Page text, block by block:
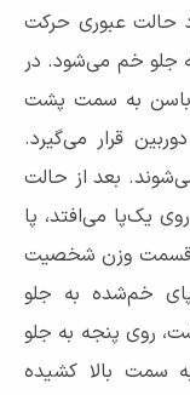
حالت عبوری حرکت
جلو خم می‌شود. در
به سمت پشت
قرار می‌گیرد.
بعد از حالت
یک‌پا می‌افتد، پا
قسمت وزن شخصیت
خم‌شده به جلو
روی پنجه به جلو
سمت بالا کشیده